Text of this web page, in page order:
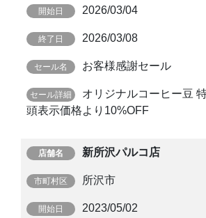
2026/03/04
2026/03/08
お客様感謝セール
オリジナルコーヒー豆
頭表示価格より10%OFF
新所沢パルコ店
所沢市
2023/05/02